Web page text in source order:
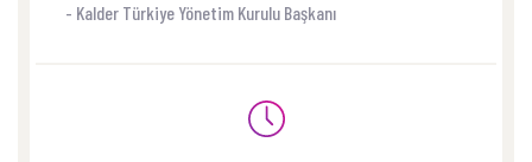
- Kalder Türkiye Yönetim Kurulu Başkanı